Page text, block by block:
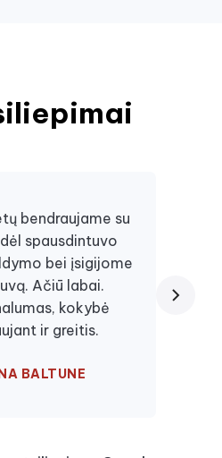
bendraujame su
spausdintuvo
bei įsigijome
Ačiū labai.
kokybė
ir greitis.
BALTUNE